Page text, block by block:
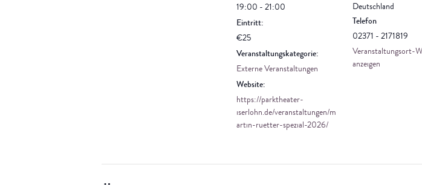
19:00 - 21:00
Eintritt:
€25
Veranstaltungskategorie:
Externe Veranstaltungen
Website:
https://parktheater-
iserlohn.de/veranstaltungen/m
artin-ruetter-spezial-2026/
Deutschland
Telefon
02371 - 2171819
Veranstaltungsort-
anzeigen